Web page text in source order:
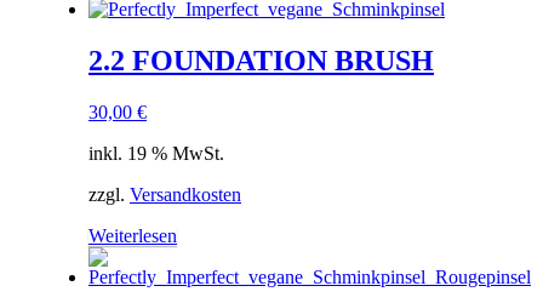
2.2 FOUNDATION BRUSH
30,00 €
inkl. 19 % MwSt.
zzgl. Versandkosten
Weiterlesen